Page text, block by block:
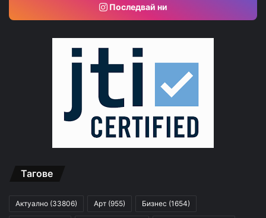
Последвай ни
Тагове
Актуално (33806) Арт (955) Бизнес (1654)